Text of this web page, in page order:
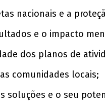
nacionais e a
e o impacto
dos planos de
comunidades locais;
soluções e o seu